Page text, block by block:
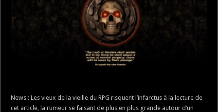
News : Les vieux de la vieille du RPG risquent l’infarctus à la lecture de
cet article, la rumeur se faisant de plus en plus grande autour d’un